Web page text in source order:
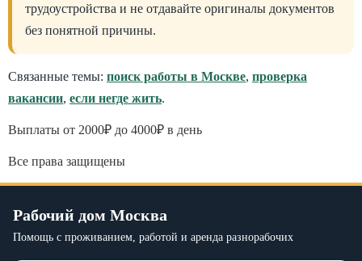
трудоустройства и не отдавайте оригиналы документов
без понятной причины.
Связанные темы: поиск работы в Москве, проверка
вакансии, если негде жить.
Выплаты от 2000₽ до 4000₽ в день
Все права защищены
Рабочий дом Москва
Помощь с проживанием, работой и аренда разнорабочих